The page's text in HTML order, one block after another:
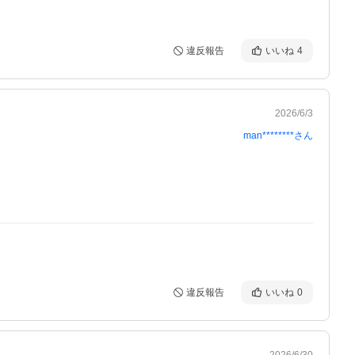
違反報告 いいね 4
2026/6/3
man********さん
違反報告 いいね 0